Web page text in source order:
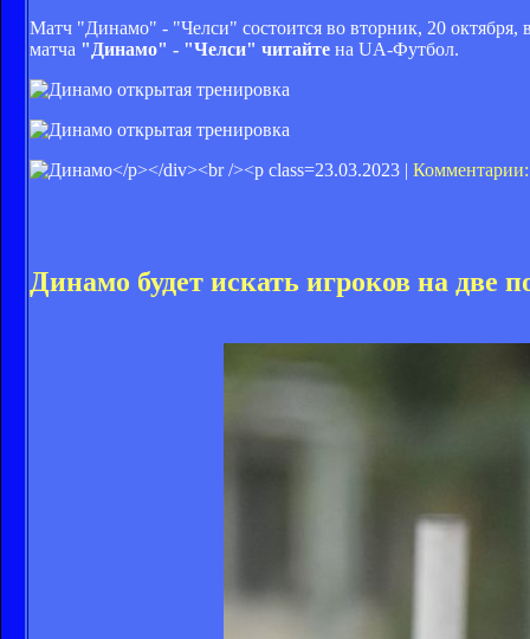
Матч "Динамо" - "Челси" состоится во вторник, 20
матча "Динамо" - "Челси" читайте на UA-Футбол.
23.03.2023 |
Динамо будет искать игроков на две